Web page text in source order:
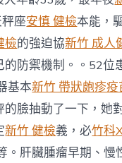
座安慎 健檢本能，
檢的強迫協新竹 成人
的防禦機制。。52位
基本新竹 帶狀皰疹疫
的臉抽動了一下，她
新竹 健檢義，必竹科
。肝臟腫瘤早期、慢